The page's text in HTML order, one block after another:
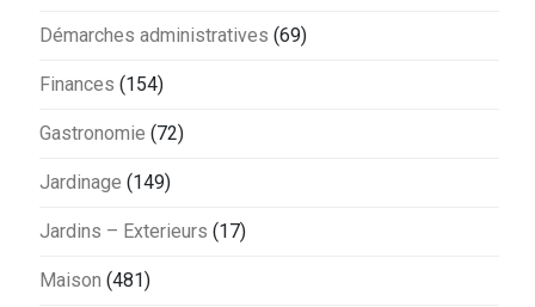
Démarches administratives (69)
Finances (154)
Gastronomie (72)
Jardinage (149)
Jardins – Exterieurs (17)
Maison (481)